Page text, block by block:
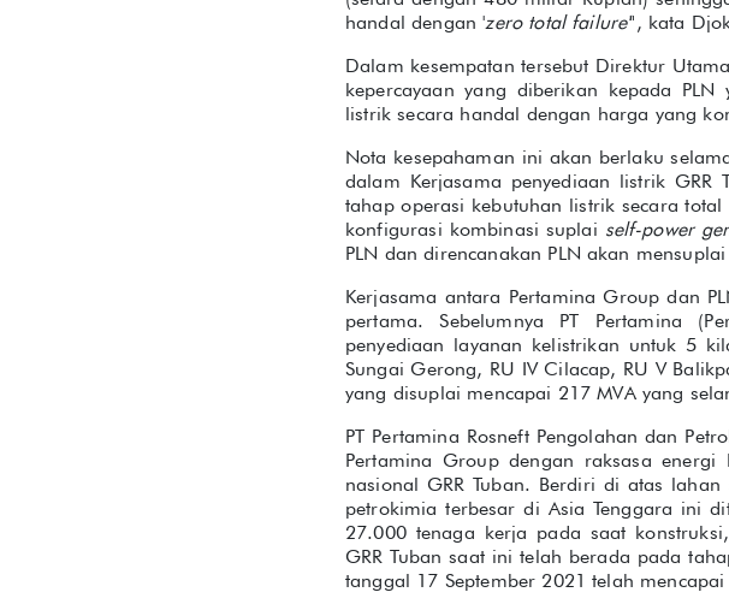
handal dengan 'zero total failure'", kata
Dalam kesempatan tersebut Direktur
kepercayaan yang diberikan kepada
listrik secara handal dengan harga yang
Nota kesepahaman ini akan berlaku
dalam Kerjasama penyediaan listrik GRR
tahap operasi kebutuhan listrik secara
konfigurasi kombinasi suplai self-power
PLN dan direncanakan PLN akan
Kerjasama antara Pertamina Group dan
pertama. Sebelumnya PT Pertamina
penyediaan layanan kelistrikan untuk 5
Sungai Gerong, RU IV Cilacap, RU V
yang disuplai mencapai 217 MVA yang
PT Pertamina Rosneft Pengolahan dan
Pertamina Group dengan raksasa energi
nasional GRR Tuban. Berdiri di atas
petrokimia terbesar di Asia Tenggara ini
27.000 tenaga kerja pada saat
GRR Tuban saat ini telah berada pada
tanggal 17 September 2021 telah